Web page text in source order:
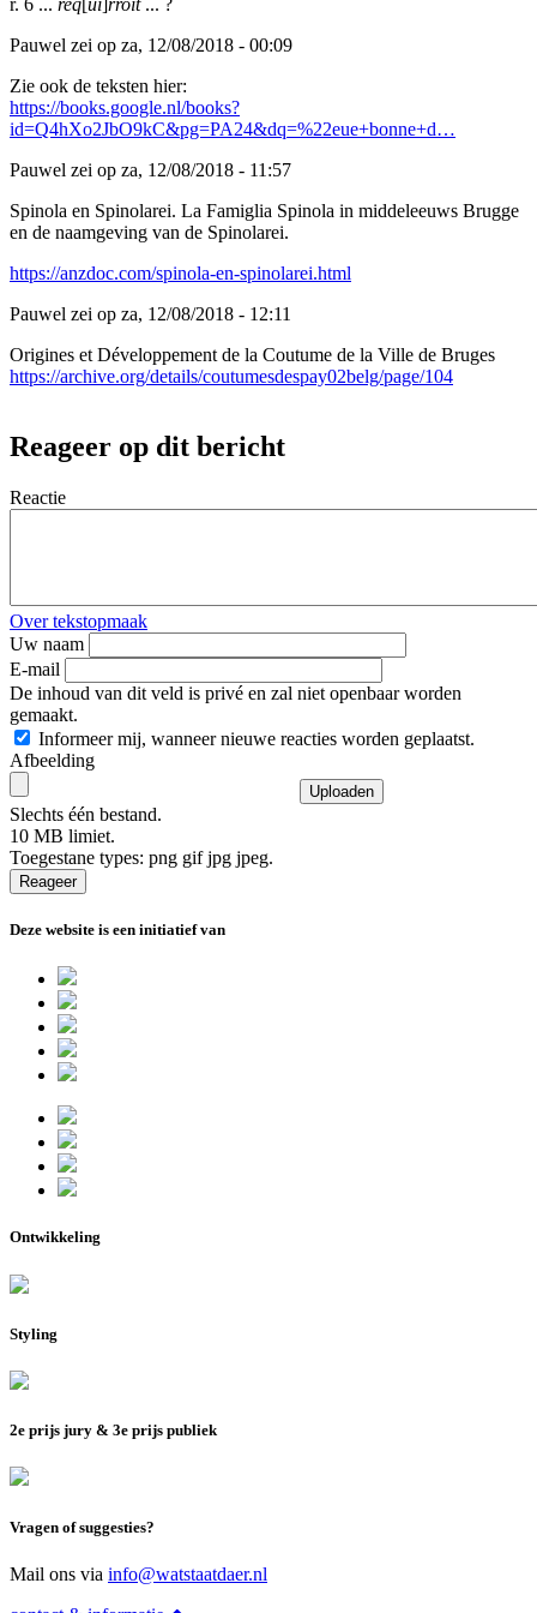
r. 6 ... req ui rroit... ?
Pauwel zei op za, 12/08/2018 - 00:09
Zie ook de teksten hier:
https://books.google.nl/books?
id=Q4hXo2JbO9kC&pg=PA24&dq=%22eue+bonne+d…
Pauwel zei op za, 12/08/2018 - 11:57
Spinola en Spinolarei. La Famiglia Spinola in middeleeuws Brugge
en de naamgeving van de Spinolarei.
https://anzdoc.com/spinola-en-spinolarei.html
Pauwel zei op za, 12/08/2018 - 12:11
Origines et Développement de la Coutume de la Ville de Bruges
https://archive.org/details/coutumesdespay02belg/page/104
Reageer op dit bericht
Reactie
Over tekstopmaak
Uw naam
E-mail
De inhoud van dit veld is privé en zal niet openbaar worden
gemaakt.
Informeer mij, wanneer nieuwe reacties worden geplaatst.
Afbeelding
Slechts één bestand.
10 MB limiet.
Toegestane types: png gif jpg jpeg.
Deze website is een initiatief van
Ontwikkeling
Styling
2e prijs jury & 3e prijs publiek
Vragen of suggesties?
Mail ons via info@watstaatdaer.nl